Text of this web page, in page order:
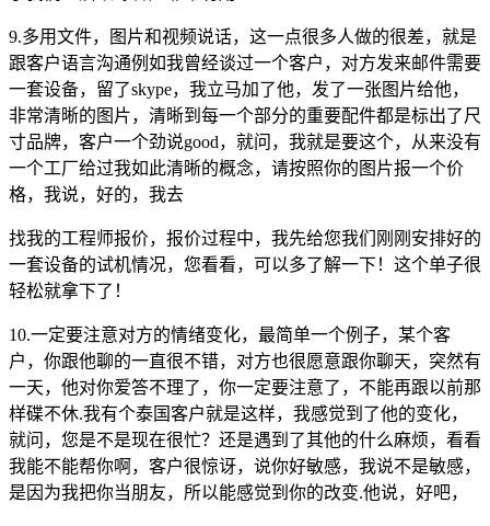
9.多用文件，图片和视频说话，这一点很多人做的很差，就是
跟客户语言沟通例如我曾经谈过一个客户，对方发来邮件需要
一套设备，留了skype，我立马加了他，发了一张图片给他，
非常清晰的图片，清晰到每一个部分的重要配件都是标出了尺
寸品牌，客户一个劲说good，就问，我就是要这个，从来没有
一个工厂给过我如此清晰的概念，请按照你的图片报一个价
格，我说，好的，我去
找我的工程师报价，报价过程中，我先给您我们刚刚安排好的
一套设备的试机情况，您看看，可以多了解一下！这个单子很
轻松就拿下了！
10.一定要注意对方的情绪变化，最简单一个例子，某个客
户，你跟他聊的一直很不错，对方也很愿意跟你聊天，突然有
一天，他对你爱答不理了，你一定要注意了，不能再跟以前那
样碟不休.我有个泰国客户就是这样，我感觉到了他的变化，
就问，您是不是现在很忙？还是遇到了其他的什么麻烦，看看
我能不能帮你啊，客户很惊讶，说你好敏感，我说不是敏感，
是因为我把你当朋友，所以能感觉到你的改变.他说，好吧，